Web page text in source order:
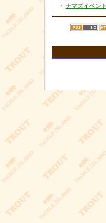
・ ナマズイベント